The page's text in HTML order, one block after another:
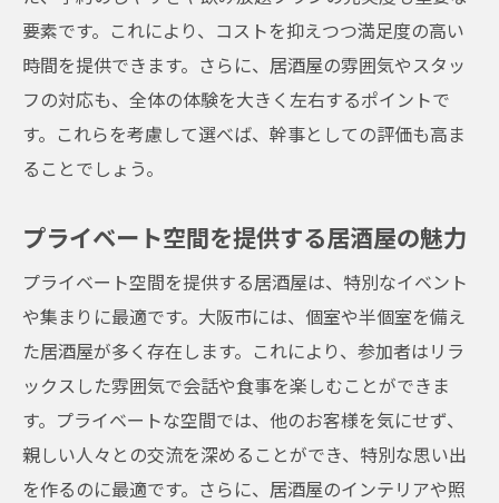
要素です。これにより、コストを抑えつつ満足度の高い
時間を提供できます。さらに、居酒屋の雰囲気やスタッ
フの対応も、全体の体験を大きく左右するポイントで
す。これらを考慮して選べば、幹事としての評価も高ま
ることでしょう。
プライベート空間を提供する居酒屋の魅力
プライベート空間を提供する居酒屋は、特別なイベント
や集まりに最適です。大阪市には、個室や半個室を備え
た居酒屋が多く存在します。これにより、参加者はリラ
ックスした雰囲気で会話や食事を楽しむことができま
す。プライベートな空間では、他のお客様を気にせず、
親しい人々との交流を深めることができ、特別な思い出
を作るのに最適です。さらに、居酒屋のインテリアや照